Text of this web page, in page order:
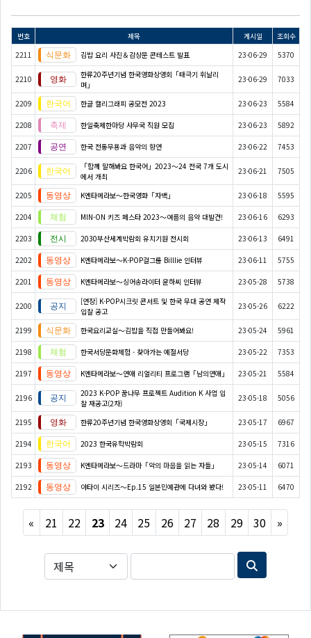
번호 제목 게시일
조회수
2211
김밥 요리 사진＆감상문 콘테스트 발표 23-06-29 5370
2210
한류20주년기념 한국영화상영회「태극기 휘날리
며」
23-06-29 7033
2209 한글 캘리그래피 공모전 2023 23-06-23 5584
2208 한일축제한마당 사무국 직원 모집 23-06-23 5892
2207 한국 전통무용과 음악의 향연 23-06-22 7453
2206
「함께 말해봐요 한국어」2023～24 전국 7개 도시
에서 개최
23-06-21 7505
2205 K엔타메라보～한국영화「자백」 23-06-18 5595
2204 MIN-ON 키즈 페스타 2023～여름의 음악 대발견! 23-06-16 6293
2203 2030부산세계박람회 유치기원 전시회 23-06-13 6491
2202 K엔타메라보～K-POP걸그룹 Billlie 인터뷰 23-06-11 5755
2201 K엔타메라보～싱어송라이터 윤하씨 인터뷰 23-05-28 5738
2200
[연장] K-POP시크릿 콘서트 및 한국 무대 공연 제작
입찰 공고
23-05-26 6222
2199 한국요리교실〜김밥을 직접 만들어봐요! 23-05-24 5961
2198 한국서당문화체험 - 찾아가는 예절서당 23-05-22 7353
2197 K엔타메라보～연애 리얼리티 프로그램「남의연애」 23-05-21 5584
2196
2023 K-POP 꿈나무 프로젝트 Audition K 사업 입
찰 재공고(2차)
23-05-18 5056
2195 한류20주년기념 한국영화상영회「국제시장」 23-05-17 6967
2194 2023 한국유학박람회 23-05-15 7316
2193 K엔타메라보～드라마「악의 마음을 읽는 자들」 23-05-14 6071
2192 야타이 시리즈〜Ep.15 일본민예관에 다녀와 봤다! 23-05-11 6470
« Previous
21 22 23 24 25 26 27 28 29 30 »Next